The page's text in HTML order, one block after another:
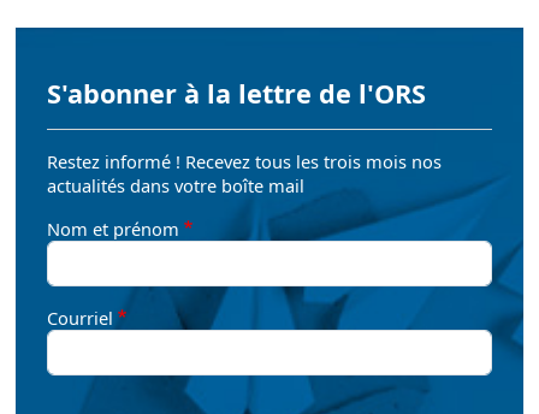
S'abonner à la lettre de l'ORS
Restez informé ! Recevez tous les trois mois nos
actualités dans votre boîte mail
Nom et prénom
Courriel